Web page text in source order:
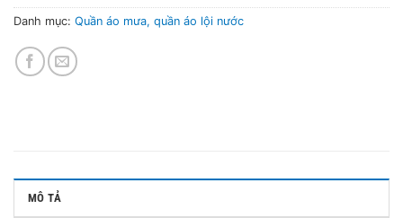
Danh mục: Quần áo mưa, quần áo lội nước
MÔ TẢ